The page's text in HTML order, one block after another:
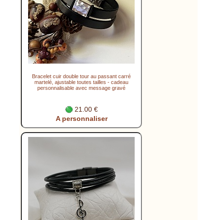
Bracelet cuir double tour au passant carré
martelé, ajustable toutes tailles - cadeau
personnalisable avec message gravé
21.00 €
A personnaliser